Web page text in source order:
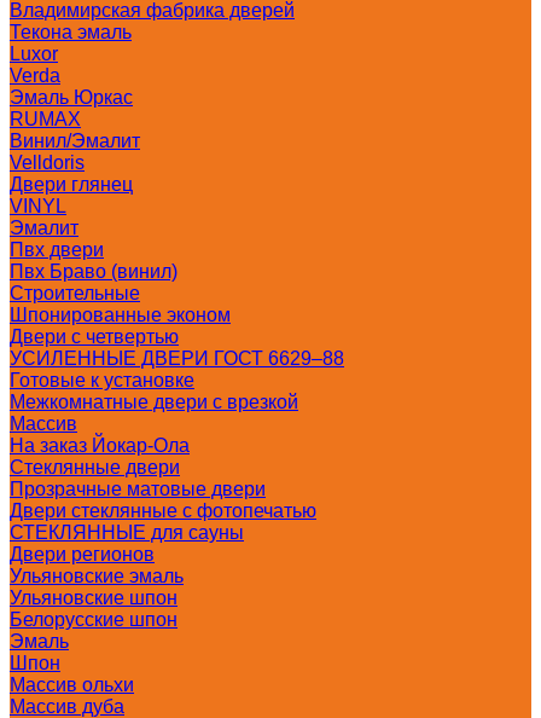
Владимирская фабрика дверей
Текона эмаль
Luxor
Verda
Эмаль Юркас
RUMAX
Винил/Эмалит
Velldoris
Двери глянец
VINYL
Эмалит
Пвх двери
Пвх Браво (винил)
Строительные
Шпонированные эконом
Двери с четвертью
УСИЛЕННЫЕ ДВЕРИ ГОСТ 6629–88
Готовые к установке
Межкомнатные двери с врезкой
Массив
На заказ Йокар-Ола
Стеклянные двери
Прозрачные матовые двери
Двери стеклянные с фотопечатью
СТЕКЛЯННЫЕ для сауны
Двери регионов
Ульяновские эмаль
Ульяновские шпон
Белорусские шпон
Эмаль
Шпон
Массив ольхи
Массив дуба